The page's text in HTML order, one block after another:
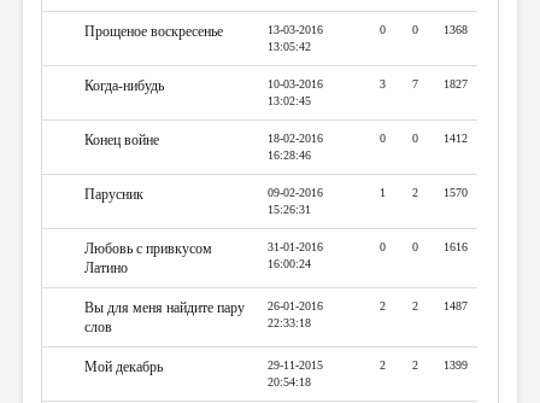
Прощеное воскресенье
13-03-2016
13:05:42
0 0 1368
Когда-нибудь
10-03-2016
13:02:45
3 7 1827
Конец войне
18-02-2016
16:28:46
0 0 1412
Парусник
09-02-2016
15:26:31
1 2 1570
Любовь с привкусом
Латино
31-01-2016
16:00:24
0 0 1616
Вы для меня найдите пару
слов
26-01-2016
22:33:18
2 2 1487
Мой декабрь
29-11-2015
20:54:18
2 2 1399